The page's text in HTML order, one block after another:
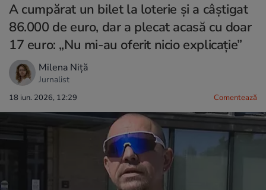
A cumpărat un bilet la loterie și a câștigat
86.000 de euro, dar a plecat acasă cu doar
17 euro: „Nu mi-au oferit nicio explicație”
Milena Niță
Jurnalist
18 iun. 2026, 12:29 Comentează